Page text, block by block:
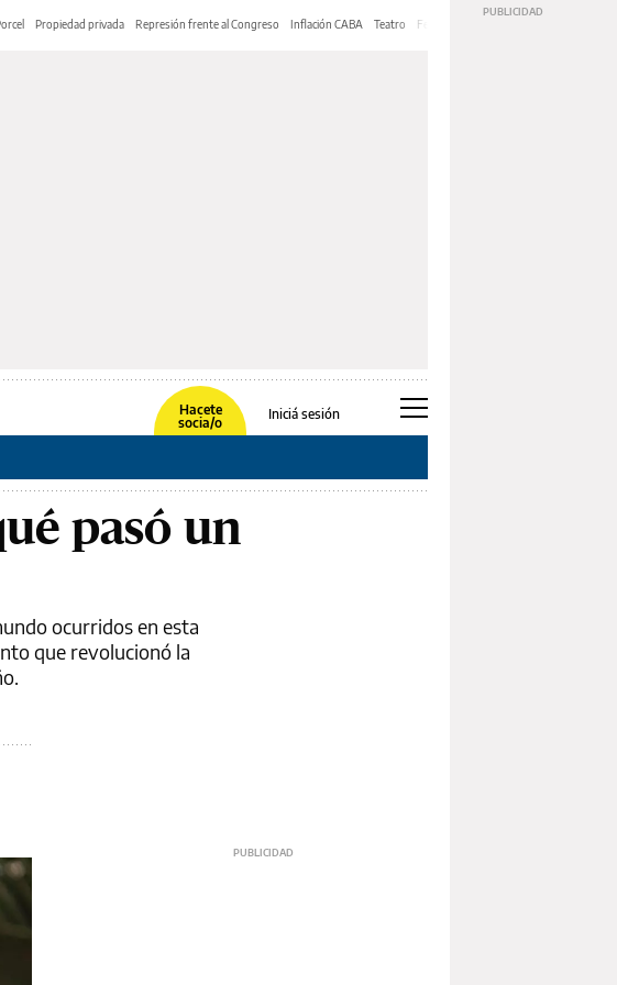
Propiedad privada Represión frente al Congreso Inflación CABA Teatro Feria de Editores
Hacete
socia/o
Iniciá sesión
pasó un
ocurridos en esta
que revolucionó la